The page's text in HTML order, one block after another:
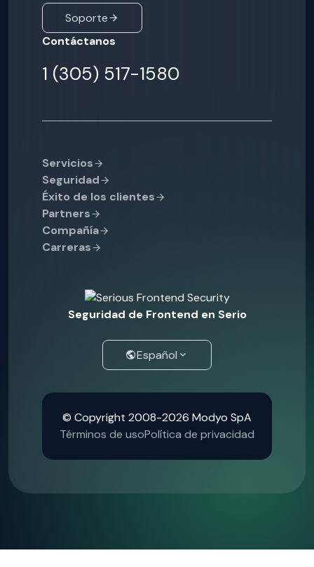
Soporte
Contáctanos
1 (305) 517-1580
Servicios
Seguridad
Éxito de los clientes
Partners
Compañía
Carreras
Seguridad de Frontend en Serio
Español
© Copyright 2008-2026 Modyo SpA
Términos de usoPolítica de privacidad